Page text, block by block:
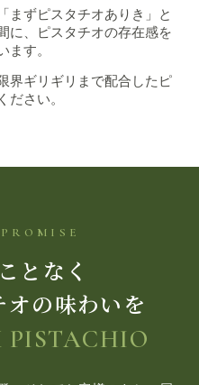
まずピスタチオありき」と
に、ピスタチオの存在感を
ます。
界ギリギリまで配合したピ
ださい。
となく
の味わいを
PISTACHIO